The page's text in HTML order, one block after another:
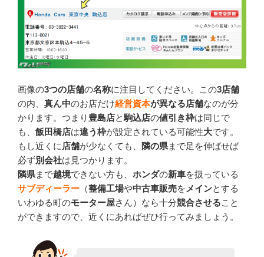
画像の3つの店舗の名称に注目してください。この3店舗
の内、 真ん中のお店だけ経営資本が異なる店舗なのが分
かります。つまり 豊島店と駒込店の値引き枠は同じで
も、 飯田橋店は違う枠が設定されている可能性大です。
もし近くに 店舗が少なくても、 隣の県まで足を伸ばせば
必ず別会社は見つかります。
隣県まで越境できない方も、 ホンダの新車を扱っている
サブディーラー （整備工場や中古車販売を メインとする
いわゆる町のモーター屋さん）なら十分競合させること
ができますので、近くにあればぜひ行ってみましょう。